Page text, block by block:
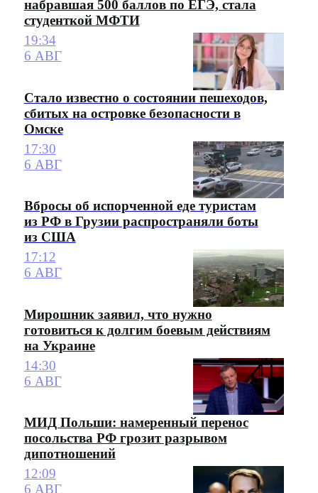
набравшая 500 баллов по ЕГЭ, стала
студенткой МФТИ
19:34
6 АВГ
Стало известно о состоянии пешеходов,
сбитых на островке безопасности в
Омске
17:30
6 АВГ
Вбросы об испорченной еде туристам
из РФ в Грузии распространяли боты
из США
17:12
6 АВГ
Мирошник заявил, что нужно
готовиться к долгим боевым действиям
на Украине
14:30
6 АВГ
МИД Польши: намеренный перенос
посольства РФ грозит разрывом
дипотношений
12:09
6 АВГ